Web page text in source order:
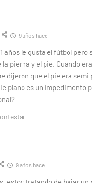
9 años hace
años le gusta el fútbol pero
la pierna y el pie. Cuando
dijeron que el pie era semi
plano es un impedimento
9 años hace